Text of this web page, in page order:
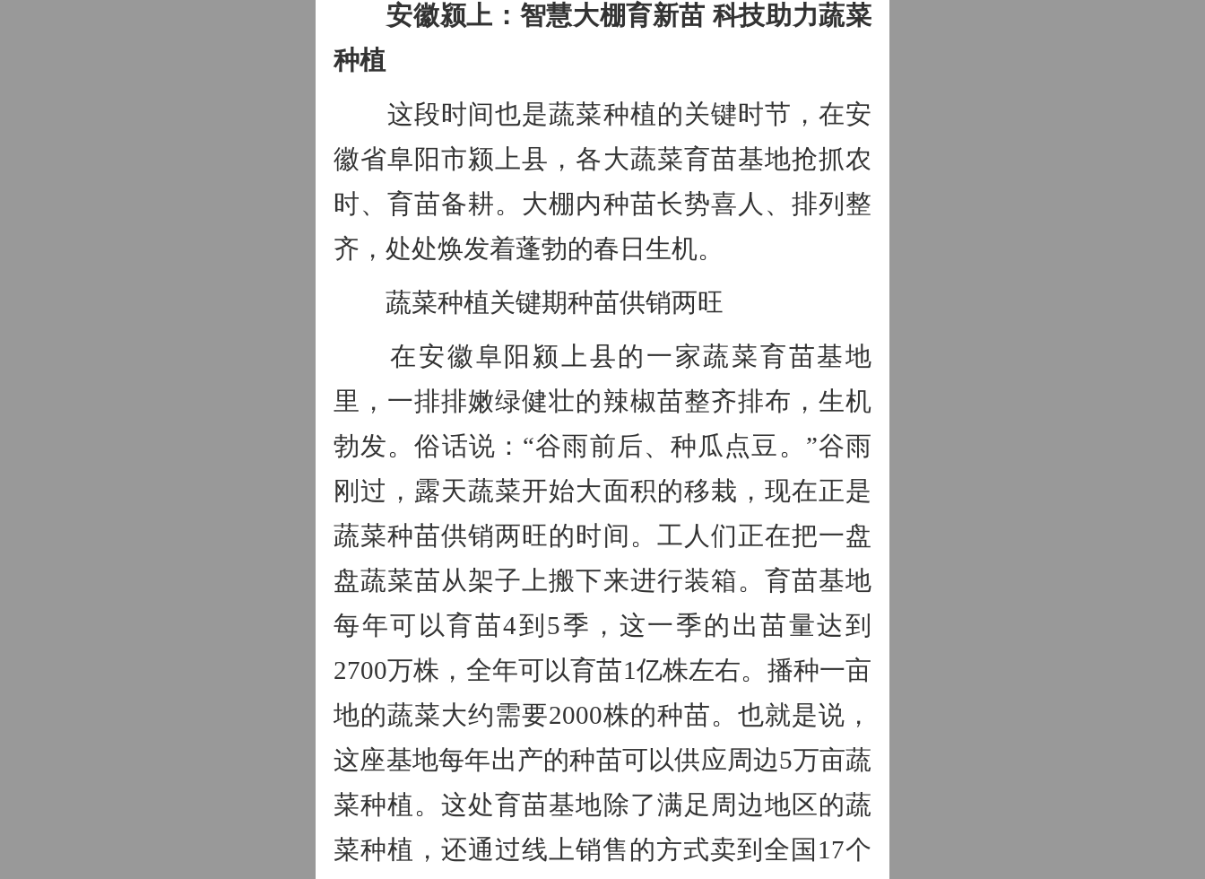
安徽颍上：智慧大棚育新苗 科技助力蔬菜
种植
这段时间也是蔬菜种植的关键时节，在安
徽省阜阳市颍上县，各大蔬菜育苗基地抢抓农
时、育苗备耕。大棚内种苗长势喜人、排列整
齐，处处焕发着蓬勃的春日生机。
蔬菜种植关键期种苗供销两旺
在安徽阜阳颍上县的一家蔬菜育苗基地
里，一排排嫩绿健壮的辣椒苗整齐排布，生机
勃发。俗话说：“谷雨前后、种瓜点豆。”谷雨
刚过，露天蔬菜开始大面积的移栽，现在正是
蔬菜种苗供销两旺的时间。工人们正在把一盘
盘蔬菜苗从架子上搬下来进行装箱。育苗基地
每年可以育苗4到5季，这一季的出苗量达到
2700万株，全年可以育苗1亿株左右。播种一亩
地的蔬菜大约需要2000株的种苗。也就是说，
这座基地每年出产的种苗可以供应周边5万亩蔬
菜种植。这处育苗基地除了满足周边地区的蔬
菜种植，还通过线上销售的方式卖到全国17个